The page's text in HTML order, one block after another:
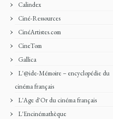
Calindex
Ciné-Ressources
CinéArtistes.com
CineTom
Gallica
L'@ide-Mémoire – encyclopédie du
cinéma français
L'Age d'Or du cinéma français
L'Encinémathèque